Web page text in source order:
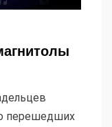
перешедших